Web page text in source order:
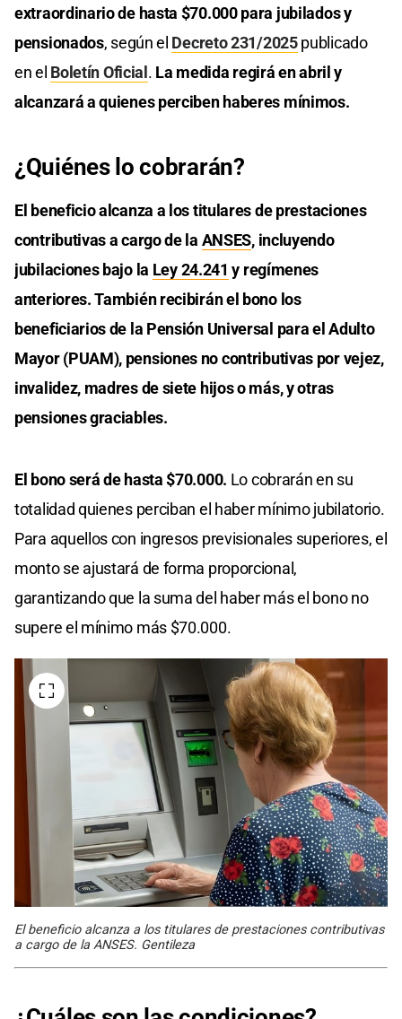
extraordinario de hasta $70.000 para jubilados y
pensionados, según el Decreto 231/2025publicado
en el Boletín Oficial. La medida regirá en abril y
alcanzará a quienes perciben haberes mínimos.
¿Quiénes lo cobrarán?
El beneficio alcanza a los titulares de prestaciones
contributivas a cargo de la ANSES, incluyendo
jubilaciones bajo la Ley 24.241 y regímenes
anteriores. También recibirán el bono los
beneficiarios de la Pensión Universal para el Adulto
Mayor (PUAM), pensiones no contributivas por vejez,
invalidez, madres de siete hijos o más, y otras
pensiones graciables.
El bono será de hasta $70.000. Lo cobrarán en su
totalidad quienes perciban el haber mínimo jubilatorio.
Para aquellos con ingresos previsionales superiores, el
monto se ajustará de forma proporcional,
garantizando que la suma del haber más el bono no
supere el mínimo más $70.000.
El beneficio alcanza a los titulares de prestaciones contributivas
a cargo de la ANSES. Gentileza